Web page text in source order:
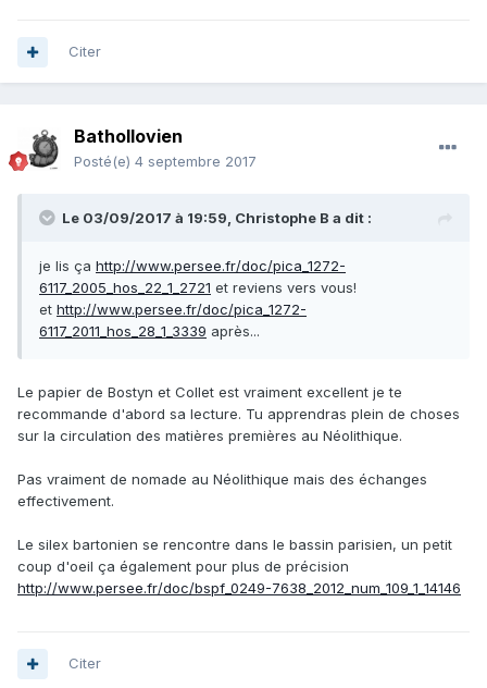
Citer
Bathollovien
Posté(e) 4 septembre 2017
Le 03/09/2017 à 19:59, Christophe B a dit :
je lis ça http://www.persee.fr/doc/pica_1272-
6117_2005_hos_22_1_2721 et reviens vers vous!
et http://www.persee.fr/doc/pica_1272-
6117_2011_hos_28_1_3339 après...
Le papier de Bostyn et Collet est vraiment excellent je te
recommande d'abord sa lecture. Tu apprendras plein de choses
sur la circulation des matières premières au Néolithique.
Pas vraiment de nomade au Néolithique mais des échanges
effectivement.
Le silex bartonien se rencontre dans le bassin parisien, un petit
coup d'oeil ça également pour plus de précision
http://www.persee.fr/doc/bspf_0249-7638_2012_num_109_1_14146
Citer